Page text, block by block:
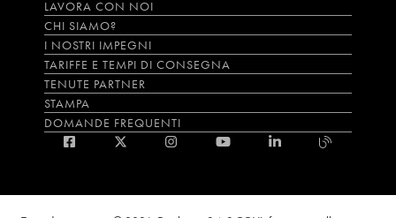
LAVORA CON NOI
CHI SIAMO?
I NOSTRI IMPEGNI
TARIFFE E TEMPI DI CONSEGNA
TENUTE PARTNER
STAMPA
DOMANDE FREQUENTI